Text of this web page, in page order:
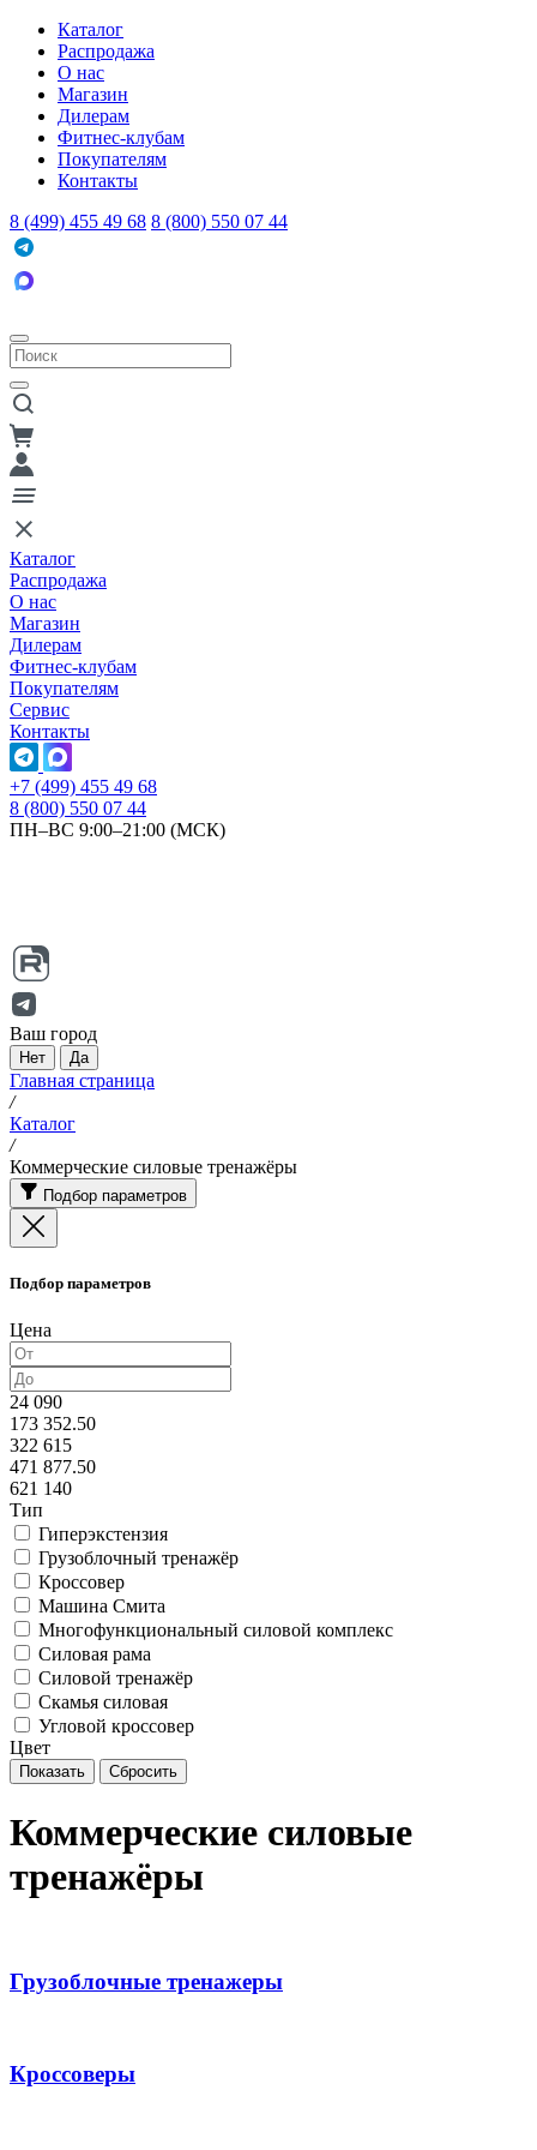
Каталог
Распродажа
О нас
Магазин
Дилерам
Фитнес-клубам
Покупателям
Контакты
8 (499) 455 49 68 8 (800) 550 07 44
Каталог
Распродажа
О нас
Магазин
Дилерам
Фитнес-клубам
Покупателям
Сервис
Контакты
+7 (499) 455 49 68
8 (800) 550 07 44
ПН–ВС 9:00–21:00 (МСК)
Ваш город
Нет Да
Главная страница
/
Каталог
/
Коммерческие силовые тренажёры
Подбор параметров
Подбор параметров
Цена
24 090
173 352.50
322 615
471 877.50
621 140
Тип
Гиперэкстензия
Грузоблочный тренажёр
Кроссовер
Машина Смита
Многофункциональный силовой комплекс
Силовая рама
Силовой тренажёр
Скамья силовая
Угловой кроссовер
Цвет
Коммерческие силовые
тренажёры
Грузоблочные тренажеры
Кроссоверы